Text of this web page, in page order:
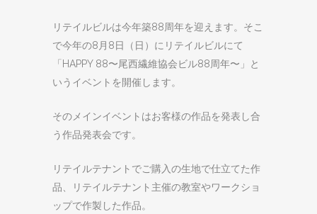
リテイルビルは今年築88周年を迎えます。そこ
で今年の8月8日（日）にリテイルビルにて
「HAPPY 88〜尾西繊維協会ビル88周年〜」と
いうイベントを開催します。
そのメインイベントはお客様の作品を発表し合
う作品発表会です。
リテイルテナントでご購入の生地で仕立てた作
品、リテイルテナント主催の教室やワークショ
ップで作製した作品。